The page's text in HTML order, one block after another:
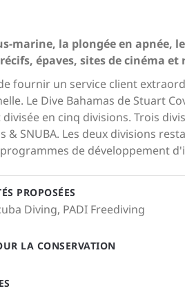
marine, la plongée en apnée,
épaves, sites de cinéma
fournir un service client
Le Dive Bahamas de Stuart
en cinq divisions. Trois
& SNUBA. Les deux divisions
de développement
PROPOSÉES
Diving, PADI Freediving
LA CONSERVATION